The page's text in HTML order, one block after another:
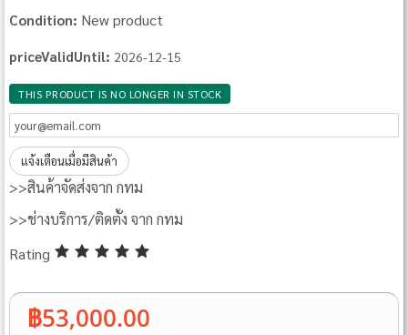
Condition: New product
priceValidUntil: 2026-12-15
THIS PRODUCT IS NO LONGER IN STOCK
แจ้งเตือนเมื่อมีสินค้า
>>สินค้าจัดส่งจาก กทม
>>ช่างบริการ/ติดตั้ง จาก กทม
Rating
฿53,000.00